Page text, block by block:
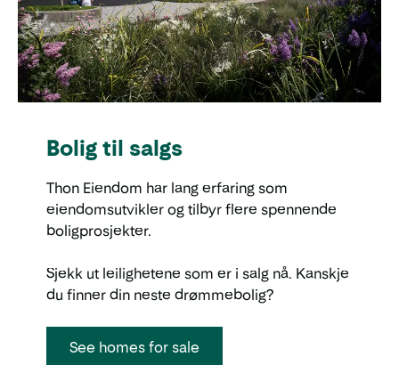
Bolig til salgs
Thon Eiendom har lang erfaring som
eiendomsutvikler og tilbyr flere spennende
boligprosjekter.
Sjekk ut leilighetene som er i salg nå. Kanskje
du finner din neste drømmebolig?
See homes for sale